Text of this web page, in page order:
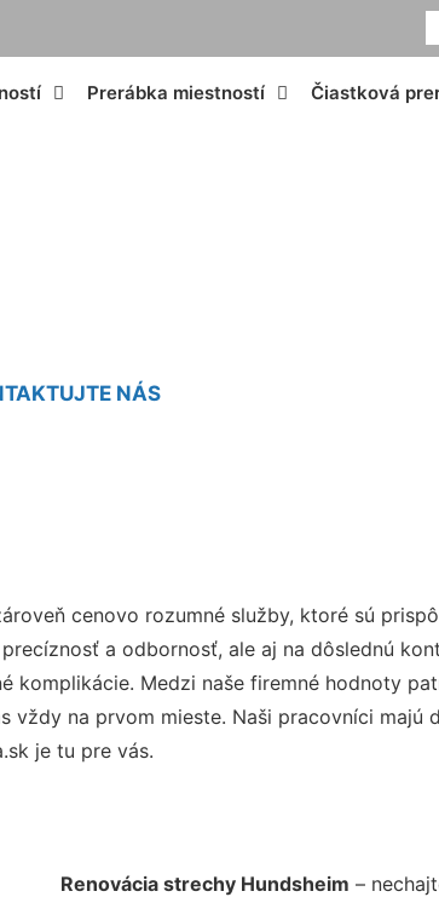
Prerábka miestností Čiastková
NÁS
cenovo rozumné služby, ktoré sú
a odbornosť, ale aj na dôslednú
komplikácie. Medzi naše firemné hodnoty
na prvom mieste. Naši pracovníci majú
je tu pre vás.
Renovácia strechy Hundsheim –